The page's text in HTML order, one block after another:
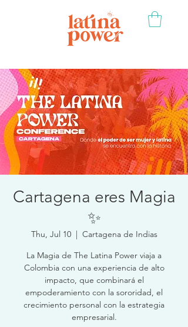
Cartagena eres Magia
✨
Thu, Jul 10
  |
Cartagena de Indias
La Magia de The Latina Power viaja a
Colombia con una experiencia de alto
impacto, que combinará el
empoderamiento con la sororidad, el
crecimiento personal con la estrategia
empresarial.